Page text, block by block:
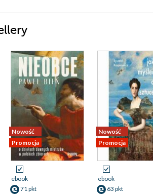
Nowość
Promocja
ebook
71 pkt
Nowość
Promocja
ebook
63 pkt